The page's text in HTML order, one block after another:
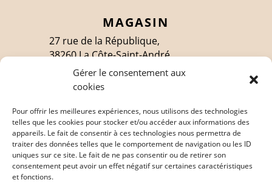
Gérer le consentement aux
cookies
Pour offrir les meilleures expériences, nous utilisons des technologies
telles que les cookies pour stocker et/ou accéder aux informations des
appareils. Le fait de consentir à ces technologies nous permettra de
traiter des données telles que le comportement de navigation ou les ID
uniques sur ce site. Le fait de ne pas consentir ou de retirer son
consentement peut avoir un effet négatif sur certaines caractéristiques
et fonctions.
MAGASIN
27 rue de la République,
38260 La Côte-Saint-André
SUIVEZ-MOI
EN SAVOIR PLUS